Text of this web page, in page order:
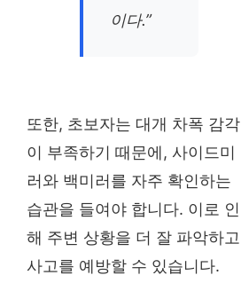
이다.”
또한, 초보자는 대개 차폭 감각
이 부족하기 때문에, 사이드미
러와 백미러를 자주 확인하는
습관을 들여야 합니다. 이로 인
해 주변 상황을 더 잘 파악하고
사고를 예방할 수 있습니다.